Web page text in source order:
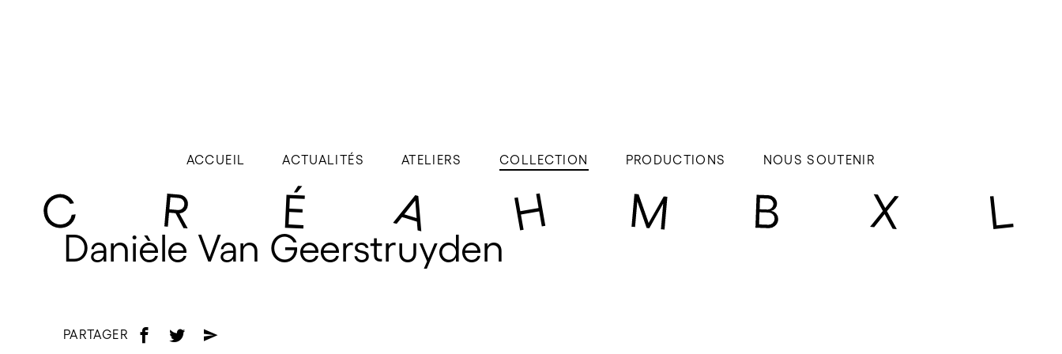
ACCUEIL ACTUALITÉS ATELIERS COLLECTION PRODUCTIONS NOUS SOUTENIR
Danièle Van Geerstruyden
PARTAGER f t e